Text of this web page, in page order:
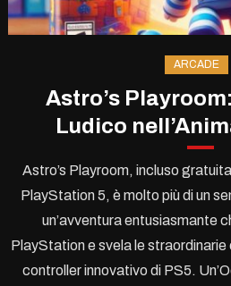
ARCADE
Astro’s
Ludico
Astro’s Playroom, incluso
PlayStation 5, è molto più di un
un’avventura entusiasmante
PlayStation e svela le
controller innovativo di PS5.